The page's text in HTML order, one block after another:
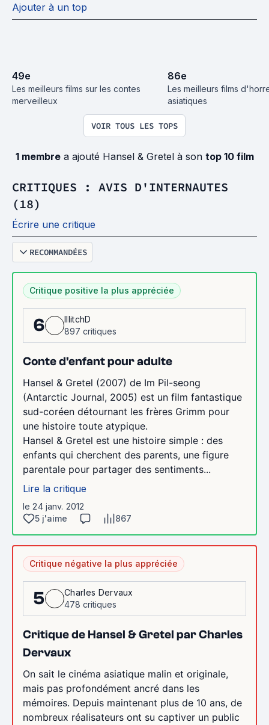
Ajouter à un top
49e
Les meilleurs films sur les contes
merveilleux
86e
Les meilleurs films
asiatiques
VOIR TOUS LES TOPS
1 membrea ajouté Hansel & Gretel à son top 10 film
CRITIQUES : AVIS D'INTERNAUTES
(18)
Écrire une critique
RECOMMANDÉES
Critique positive la plus appréciée
6
IllitchD
897 critiques
Conte d'enfant pour adulte
Hansel & Gretel (2007) de Im Pil-seong
(Antarctic Journal, 2005) est un film fantastique
sud-coréen détournant les frères Grimm pour
une histoire toute atypique.
Hansel & Gretel est une histoire simple : des
enfants qui cherchent des parents, une figure
parentale pour partager des sentiments...
Lire la critique
le 24 janv. 2012
5 j'aime
867
Critique négative la plus appréciée
5
Charles Dervaux
478 critiques
Critique de Hansel & Gretel par Charles
Dervaux
On sait le cinéma asiatique malin et originale,
mais pas profondément ancré dans les
mémoires. Depuis maintenant plus de 10 ans, de
nombreux réalisateurs ont su captiver un public